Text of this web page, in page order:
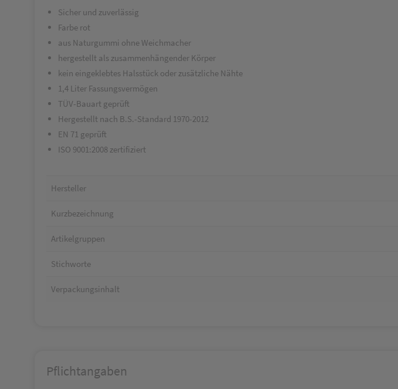
Sicher und zuverlässig
Farbe rot
aus Naturgummi ohne Weichmacher
hergestellt als zusammenhängender Körper
kein eingeklebtes Halsstück oder zusätzliche Nähte
1,4 Liter Fassungsvermögen
TÜV-Bauart geprüft
Hergestellt nach B.S.-Standard 1970-2012
EN 71 geprüft
ISO 9001:2008 zertifiziert
Hersteller
Kurzbezeichnung
Artikelgruppen
Stichworte
Verpackungsinhalt
Pflichtangaben